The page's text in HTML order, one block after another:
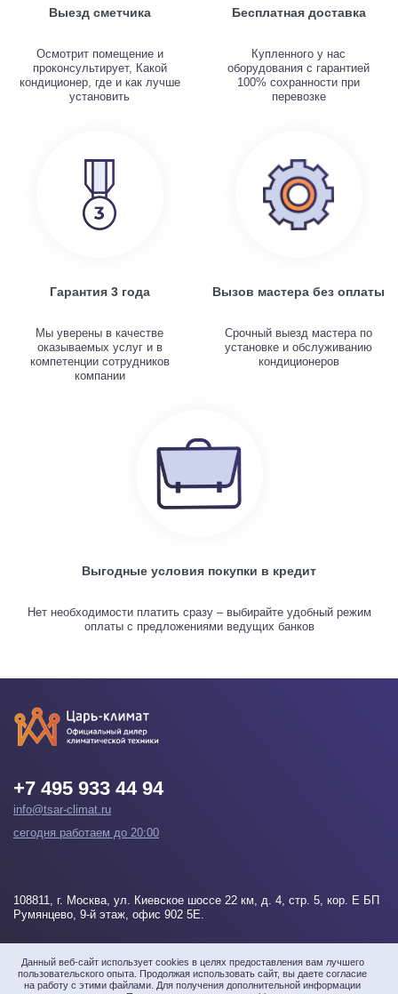
Данный веб-сайт использует cookies в целях предоставления вам лучшего
пользовательского опыта. Продолжая использовать сайт, вы даете согласие
на работу с этими файлами. Для получения дополнительной информации
Выезд сметчика
Осмотрит помещение и
проконсультирует, Какой
кондиционер, где и как лучше
установить
Бесплатная доставка
Купленного у нас
оборудования с гарантией
100% сохранности при
перевозке
Гарантия 3 года
Мы уверены в качестве
оказываемых услуг и в
компетенции сотрудников
компании
Вызов мастера без оплаты
Срочный выезд мастера по
установке и обслуживанию
кондиционеров
Выгодные условия покупки в кредит
Нет необходимости платить сразу – выбирайте удобный режим
оплаты с предложениями ведущих банков
+7 495 933 44 94
info@tsar-climat.ru
сегодня работаем до 20:00
108811, г. Москва, ул. Киевское шоссе 22 км, д. 4, стр. 5, кор. Е БП
Румянцево, 9-й этаж, офис 902 5Е.
Напишите нам